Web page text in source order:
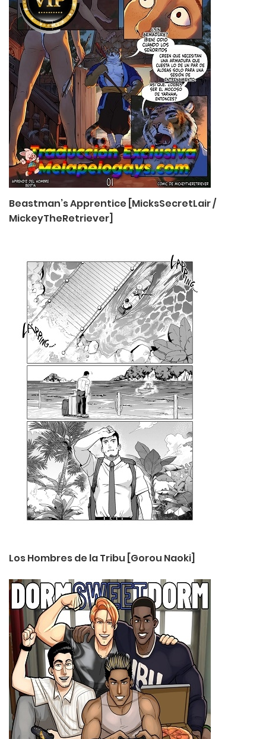
Beastman’s Apprentice [MicksSecretLair /
MickeyTheRetriever]
Los Hombres de la Tribu [Gorou Naoki]